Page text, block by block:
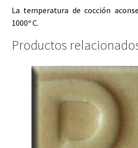
La temperatura de cocción
1000º C.
Productos